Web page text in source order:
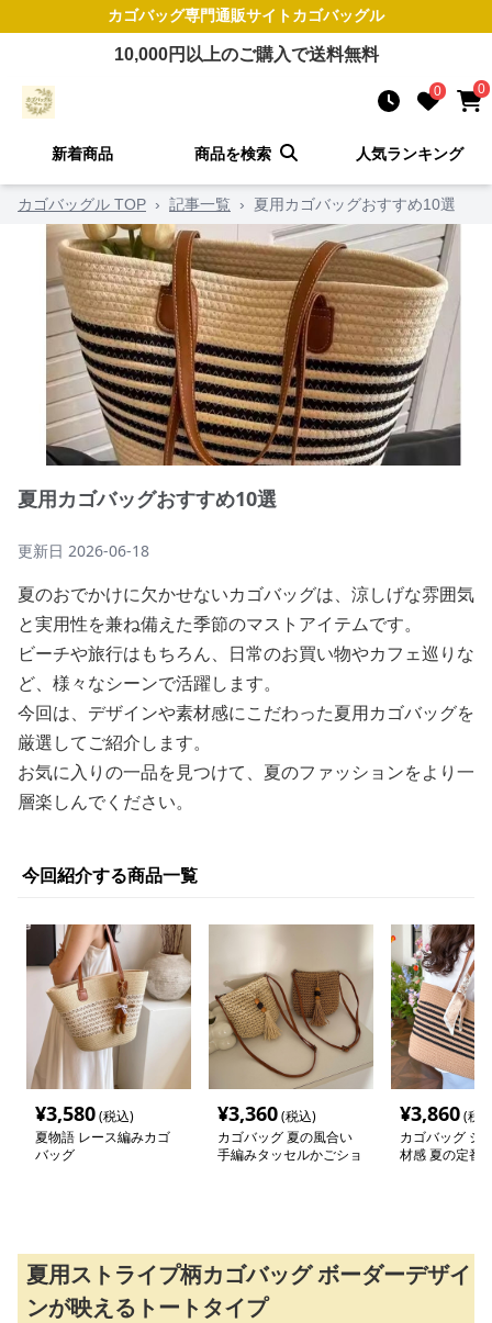
カゴバッグ専門通販サイトカゴバッグル
10,000円以上のご購入で送料無料
0 0
新着商品 商品を検索 人気ランキング
カゴバッグル TOP › 記事一覧 › 夏用カゴバッグおすすめ10選
夏用カゴバッグおすすめ10選
更新日 2026-06-18
夏のおでかけに欠かせないカゴバッグは、涼しげな雰囲気
と実用性を兼ね備えた季節のマストアイテムです。
ビーチや旅行はもちろん、日常のお買い物やカフェ巡りな
ど、様々なシーンで活躍します。
今回は、デザインや素材感にこだわった夏用カゴバッグを
厳選してご紹介します。
お気に入りの一品を見つけて、夏のファッションをより一
層楽しんでください。
今回紹介する商品一覧
¥3,580(税込)
夏物語 レース編みカゴ
バッグ
¥3,360(税込)
カゴバッグ 夏の風合い
手編みタッセルかごショ
¥3,860(税
カゴバッグ シ
材感 夏の定番
夏用ストライプ柄カゴバッグ ボーダーデザイ
ンが映えるトートタイプ